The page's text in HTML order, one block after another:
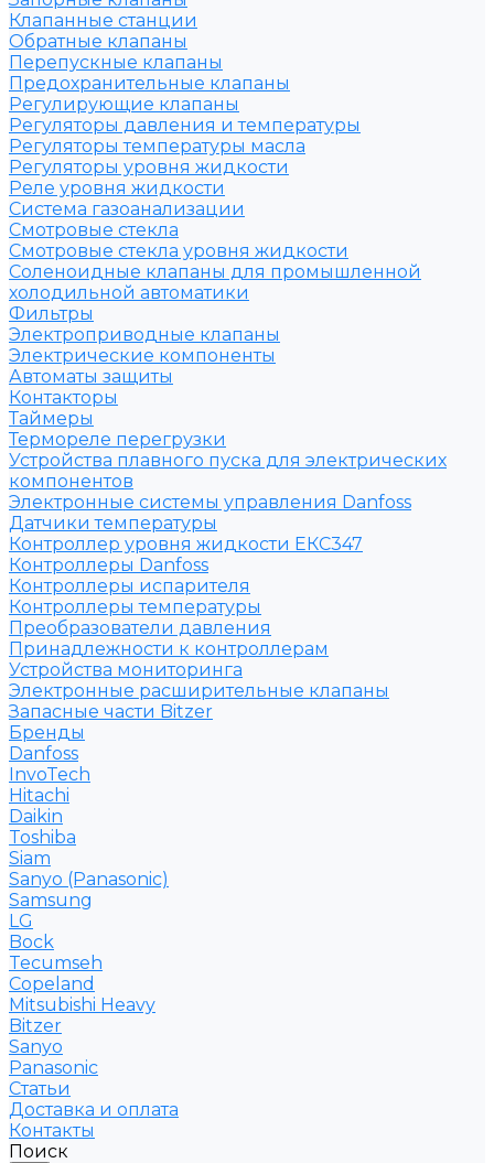
Клапанные станции
Обратные клапаны
Перепускные клапаны
Предохранительные клапаны
Регулирующие клапаны
Регуляторы давления и температуры
Регуляторы температуры масла
Регуляторы уровня жидкости
Реле уровня жидкости
Система газоанализации
Смотровые стекла
Смотровые стекла уровня жидкости
Соленоидные клапаны для промышленной
холодильной автоматики
Фильтры
Электроприводные клапаны
Электрические компоненты
Автоматы защиты
Контакторы
Таймеры
Термореле перегрузки
Устройства плавного пуска для электрических
компонентов
Электронные системы управления Danfoss
Датчики температуры
Контроллер уровня жидкости ЕКС347
Контроллеры Danfoss
Контроллеры испарителя
Контроллеры температуры
Преобразователи давления
Принадлежности к контроллерам
Устройства мониторинга
Электронные расширительные клапаны
Запасные части Bitzer
Бренды
Danfoss
InvoTech
Hitachi
Daikin
Toshiba
Siam
Sanyo (Panasonic)
Samsung
LG
Bock
Tecumseh
Copeland
Mitsubishi Heavy
Bitzer
Sanyo
Рanasonic
Статьи
Доставка и оплата
Контакты
Поиск